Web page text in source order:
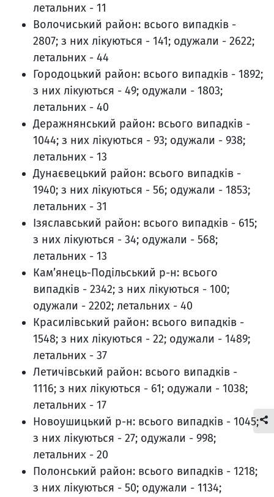
летальних - 11
Волочиський район: всього випадків -
2807; з них лікуються - 141; одужали - 2622;
летальних - 44
Городоцький район: всього випадків - 1892;
з них лікуються - 49; одужали - 1803;
летальних - 40
Деражнянський район: всього випадків -
1044; з них лікуються - 93; одужали - 938;
летальних - 13
Дунаєвецький район: всього випадків -
1940; з них лікуються - 56; одужали - 1853;
летальних - 31
Ізяславський район: всього випадків - 615;
з них лікуються - 34; одужали - 568;
летальних - 13
Кам’янець-Подільський р-н: всього
випадків - 2342; з них лікуються - 100;
одужали - 2202; летальних - 40
Красилівський район: всього випадків -
1548; з них лікуються - 22; одужали - 1489;
летальних - 37
Летичівський район: всього випадків -
1116; з них лікуються - 61; одужали - 1038;
летальних - 17
Новоушицький р-н: всього випадків - 1045;
з них лікуються - 27; одужали - 998;
летальних - 20
Полонський район: всього випадків - 1218;
з них лікуються - 50; одужали - 1134;